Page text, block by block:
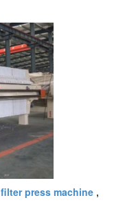
filter press machine ,